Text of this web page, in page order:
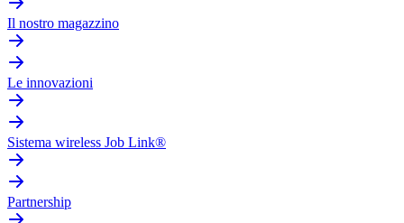
Il nostro magazzino
Le innovazioni
Sistema wireless Job Link®
Partnership